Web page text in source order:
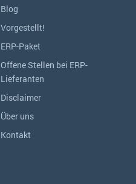
Blog
Vorgestellt!
ERP-Paket
Offene Stellen bei ERP-
Lieferanten
Disclaimer
Über uns
Kontakt